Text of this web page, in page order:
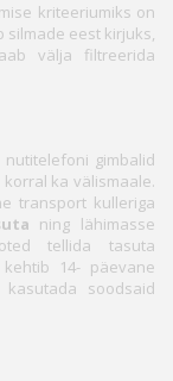
kriteeriumiks on
silmade eest kirjuks,
välja filtreerida
gimbalid
ka välismaale.
transport kulleriga
ning lähimasse
tellida tasuta
14- päevane
soodsaid